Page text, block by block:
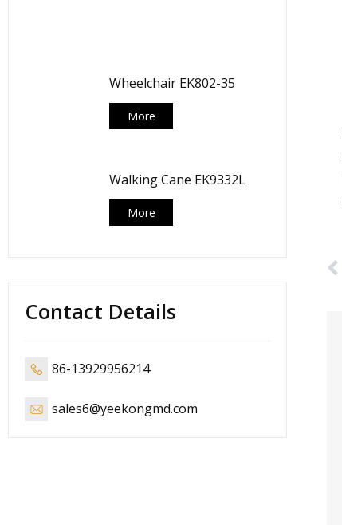
Wheelchair EK802-35
More
Walking Cane EK9332L
More
Contact Details
86-13929956214
sales6@yeekongmd.com